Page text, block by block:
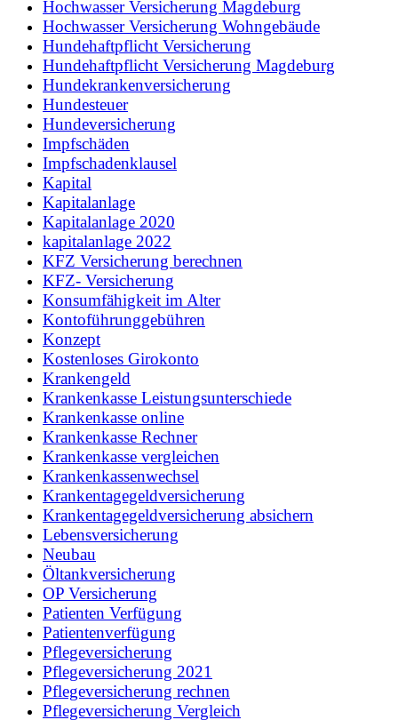
Hochwasser Versicherung Magdeburg
Hochwasser Versicherung Wohngebäude
Hundehaftpflicht Versicherung
Hundehaftpflicht Versicherung Magdeburg
Hundekrankenversicherung
Hundesteuer
Hundeversicherung
Impfschäden
Impfschadenklausel
Kapital
Kapitalanlage
Kapitalanlage 2020
kapitalanlage 2022
KFZ Versicherung berechnen
KFZ- Versicherung
Konsumfähigkeit im Alter
Kontoführunggebühren
Konzept
Kostenloses Girokonto
Krankengeld
Krankenkasse Leistungsunterschiede
Krankenkasse online
Krankenkasse Rechner
Krankenkasse vergleichen
Krankenkassenwechsel
Krankentagegeldversicherung
Krankentagegeldversicherung absichern
Lebensversicherung
Neubau
Öltankversicherung
OP Versicherung
Patienten Verfügung
Patientenverfügung
Pflegeversicherung
Pflegeversicherung 2021
Pflegeversicherung rechnen
Pflegeversicherung Vergleich